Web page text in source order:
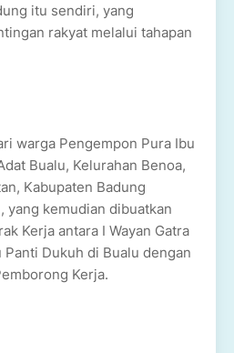
itu sendiri, yang
rakyat melalui tahapan
warga Pengempon Pura Ibu
Bualu, Kelurahan Benoa,
Kabupaten Badung
yang kemudian dibuatkan
Kerja antara I Wayan Gatra
Panti Dukuh di Bualu dengan
Kerja.